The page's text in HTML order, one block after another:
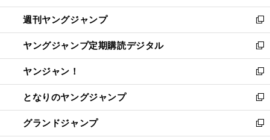
開
く
ウ
で
開
く
ン
ド
ウ
で
開
く
ウ
ィ
ン
ド
ウ
で
開
く
週刊ヤングジャンプ
新
し
い
ウ
ィ
ン
ド
ウ
で
開
ヤングジャンプ定期購読デジタル
新
し
い
ウ
ィ
ン
ド
ウ
ヤンジャン！
新
し
い
ウ
ィ
ン
となりのヤングジャンプ
新
し
い
ウ
グランドジャンプ
新